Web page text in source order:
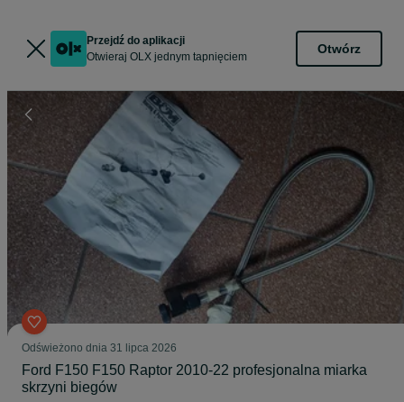
Przejdź do aplikacji
Otwieraj OLX jednym tapnięciem
Otwórz
Odświeżono dnia 31 lipca 2026
Ford F150 F150 Raptor 2010-22 profesjonalna miarka
skrzyni biegów